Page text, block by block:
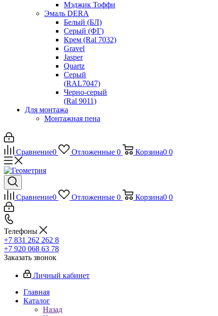
Мэджик Тоффи
Эмаль DERA
Белый (БЛ)
Серый (ФГ)
Крем (Ral 7032)
Gravel
Jasper
Quartz
Серый
(RAL7047)
Черно-серый
(Ral 9011)
Для монтажа
Монтажная пена
Сравнение0 Отложенные 0 Корзина0 0
Сравнение0 Отложенные 0 Корзина0 0
Телефоны
+7 831 262 262 8
+7 920 068 63 78
Заказать звонок
Личный кабинет
Главная
Каталог
Назад